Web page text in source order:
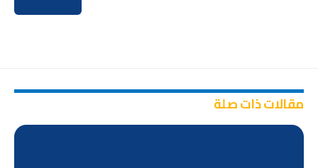
مقالات ذات صلة